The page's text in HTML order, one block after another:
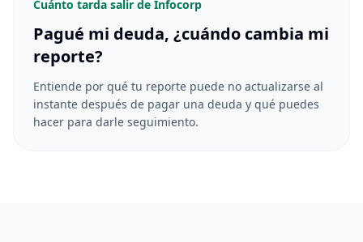
Cuánto tarda salir de Infocorp
Pagué mi deuda, ¿cuándo cambia mi
reporte?
Entiende por qué tu reporte puede no actualizarse al
instante después de pagar una deuda y qué puedes
hacer para darle seguimiento.